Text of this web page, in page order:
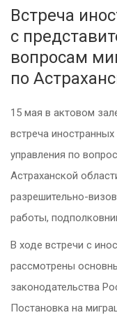
Встреча
с
вопросам
по
15 мая в актовом
встреча
управления по
Астраханской
разрешительно-
работы,
В ходе встречи с
рассмотрены
законодательства
Постановка на